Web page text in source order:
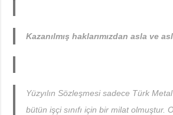
Kazanılmış haklarımızdan asla ve
Yüzyılın Sözleşmesi sadece Türk
bütün işçi sınıfı için bir milat olmuştur.